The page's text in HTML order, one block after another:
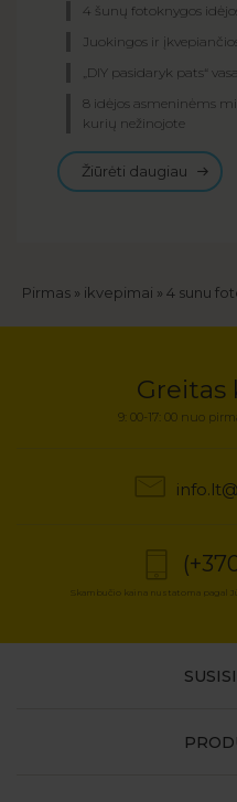
4 šunų fotoknygos
Juokingos ir
„DIY pasidaryk pats“
8 idėjos asmeninėms
kurių nežinojote
Žiūrėti daugiau
Kelias
Pirmas ikvepimai 4 sunu
Greitas
9: 00-17: 00 nuo
Skambučio kaina nustatoma pagal